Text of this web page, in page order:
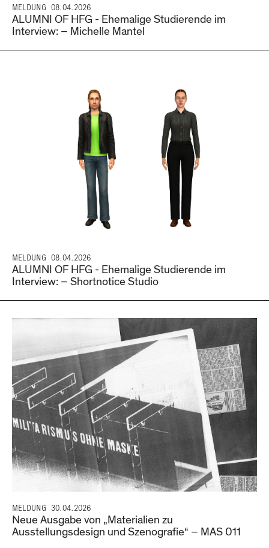
MELDUNG 08.04.2026
ALUMNI OF HFG - Ehemalige Studierende im
Interview: – Michelle Mantel
MELDUNG 08.04.2026
ALUMNI OF HFG - Ehemalige Studierende im
Interview: – Shortnotice Studio
MELDUNG 30.04.2026
Neue Ausgabe von „Materialien zu
Ausstellungsdesign und Szenografie“ – MAS 011